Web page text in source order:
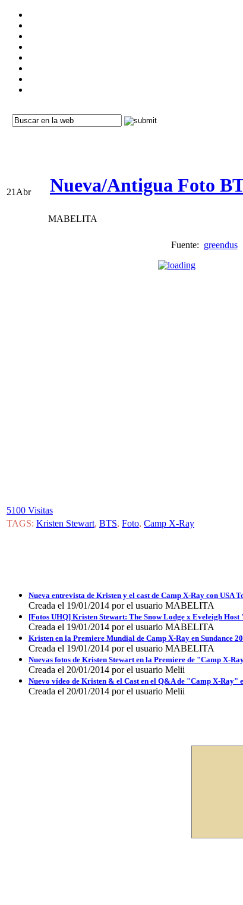
21 Abr Nueva/Antigua Foto
MABELITA
Fuente: greendus
5100 Visitas
TAGS: Kristen Stewart, BTS, Foto, Camp X-Ray
Nueva entrevista de Kristen y el cast de Camp X-Ray con USA
Creada el 19/01/2014 por el usuario MABELITA
[Fotos UHQ] Kristen Stewart: The Snow Lodge x Eveleigh
Creada el 19/01/2014 por el usuario MABELITA
Kristen en la Premiere Mundial de Camp X-Ray en Sundance
Creada el 19/01/2014 por el usuario MABELITA
Nuevas fotos de Kristen Stewart en la Premiere de "Camp X-
Creada el 20/01/2014 por el usuario Melii
Nuevo vídeo de Kristen & el Cast en el Q&A de "Camp X-Ray"
Creada el 20/01/2014 por el usuario Melii